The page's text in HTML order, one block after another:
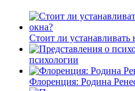
Стоит ли устанавливать
психологии
Флоренция: Родина